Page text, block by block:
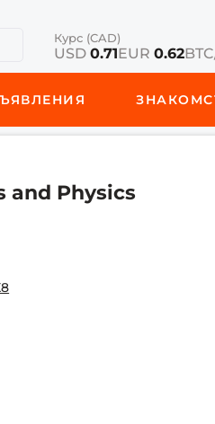
Курс (CAD)
USD 0.71EUR 0.62
and Physics